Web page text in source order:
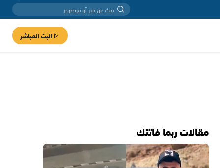
البث المباشر
مقالات ربما فاتتك